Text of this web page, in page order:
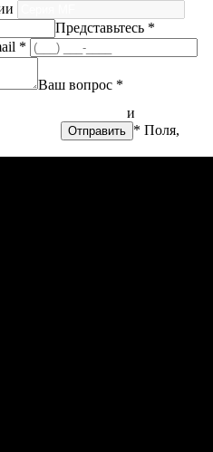
Представьтесь *
*
Ваш вопрос *
и
* Поля,